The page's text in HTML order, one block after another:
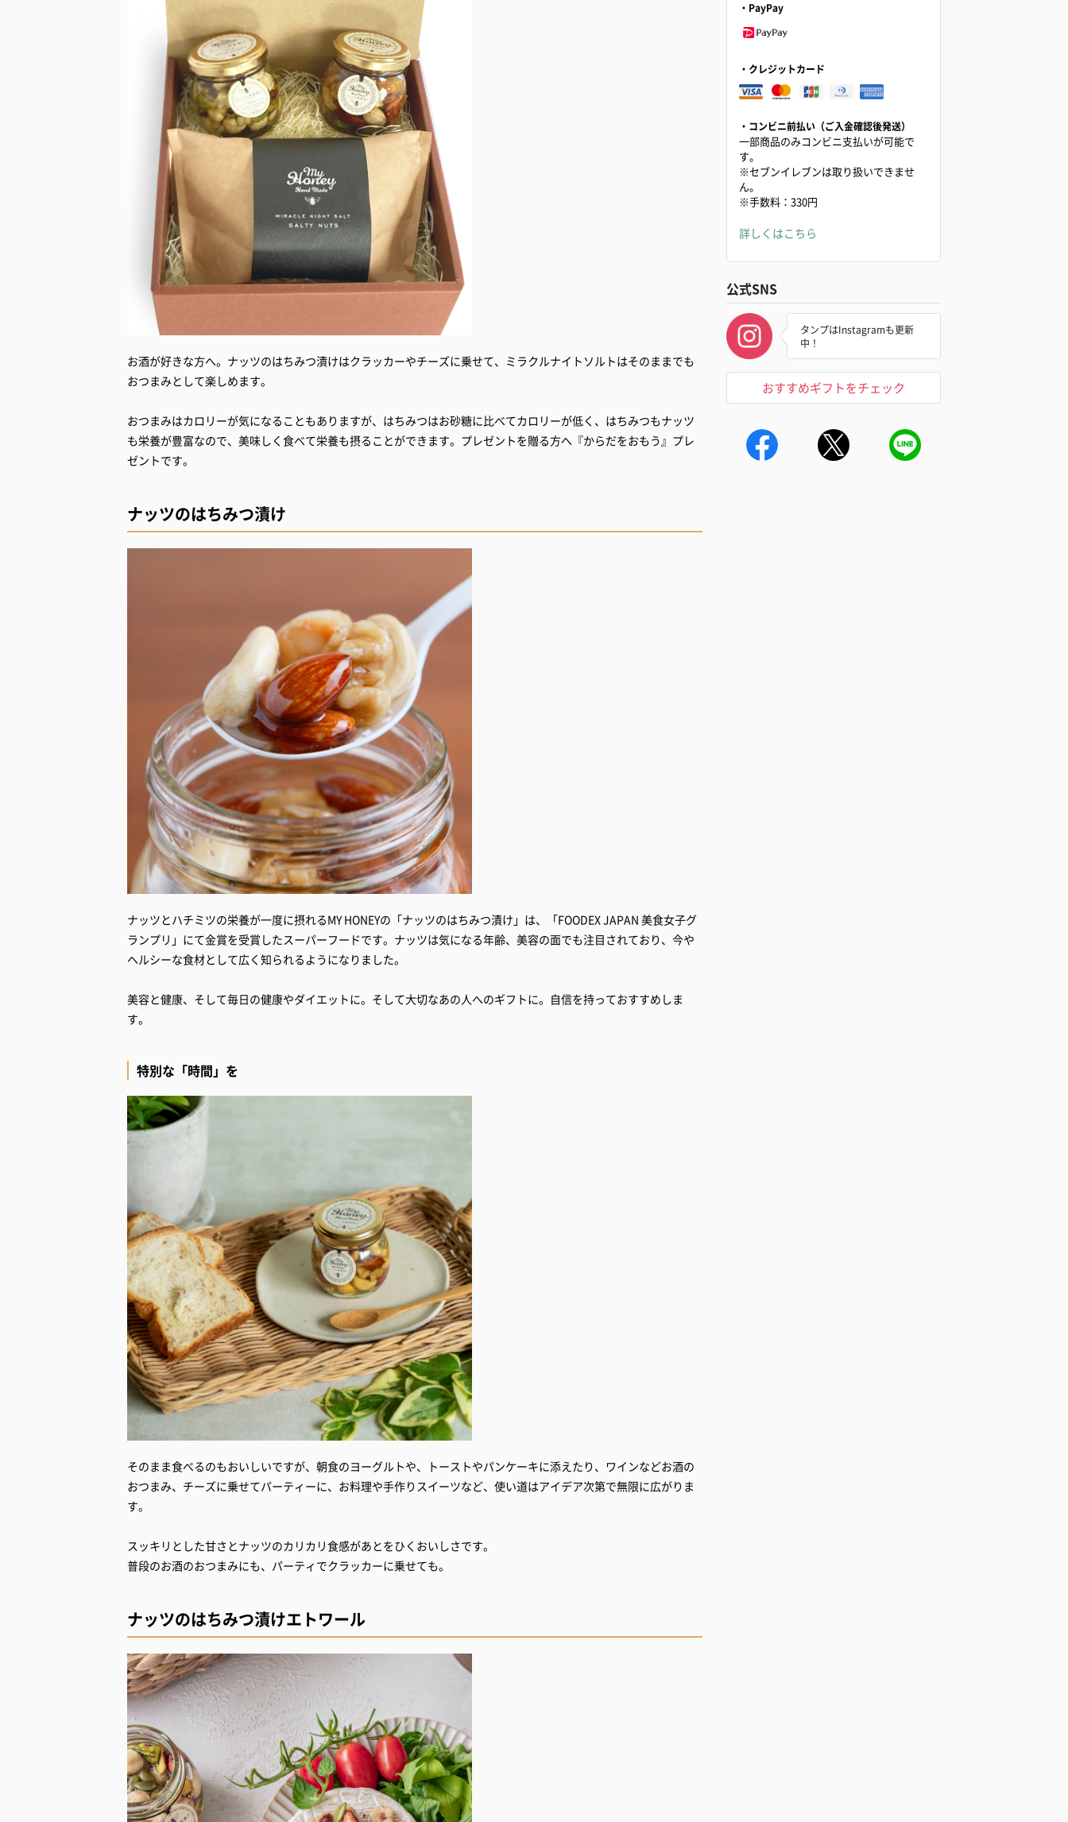
お酒が好きな方へ。ナッツのはちみつ漬けはクラッカーやチーズに乗せて、ミラクルナイトソルトはそのままでも
おつまみとして楽しめます。
おつまみはカロリーが気になることもありますが、はちみつはお砂糖に比べてカロリーが低く、はちみつもナッツ
も栄養が豊富なので、美味しく食べて栄養も摂ることができます。プレゼントを贈る方へ『からだをおもう』プレ
ゼントです。
ナッツのはちみつ漬け
ナッツとハチミツの栄養が一度に摂れるMY HONEYの「ナッツのはちみつ漬け」は、「FOODEX JAPAN 美食女子グ
ランプリ」にて金賞を受賞したスーパーフードです。ナッツは気になる年齢、美容の面でも注目されており、今や
ヘルシーな食材として広く知られるようになりました。
美容と健康、そして毎日の健康やダイエットに。そして大切なあの人へのギフトに。自信を持っておすすめしま
す。
特別な「時間」を
そのまま食べるのもおいしいですが、朝食のヨーグルトや、トーストやパンケーキに添えたり、ワインなどお酒の
おつまみ、チーズに乗せてパーティーに、お料理や手作りスイーツなど、使い道はアイデア次第で無限に広がりま
す。
スッキリとした甘さとナッツのカリカリ食感があとをひくおいしさです。
普段のお酒のおつまみにも、パーティでクラッカーに乗せても。
ナッツのはちみつ漬けエトワール
・PayPay
・クレジットカード
・コンビニ前払い（ご入金確認後発送）
一部商品のみコンビニ支払いが可能で
す。
※セブンイレブンは取り扱いできませ
ん。
※手数料：330円
詳しくはこちら
公式SNS
タンプはInstagramも更新
中！
おすすめギフトをチェック